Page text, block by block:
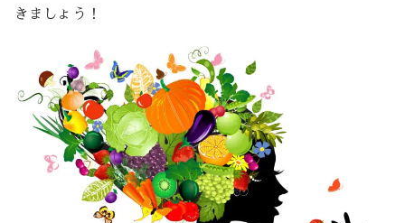
きましょう！